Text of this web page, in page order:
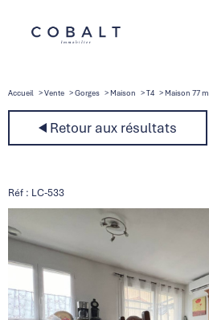
Accueil Vente Gorges Maison T4 Maison 77 m
Retour aux résultats
Réf : LC-533